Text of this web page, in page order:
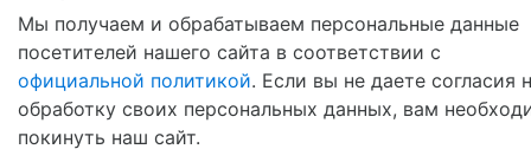
Мы получаем и обрабатываем персональные данные
посетителей нашего сайта в соответствии с
официальной политикой. Если вы не даете согласия
обработку своих персональных данных, вам
покинуть наш сайт.